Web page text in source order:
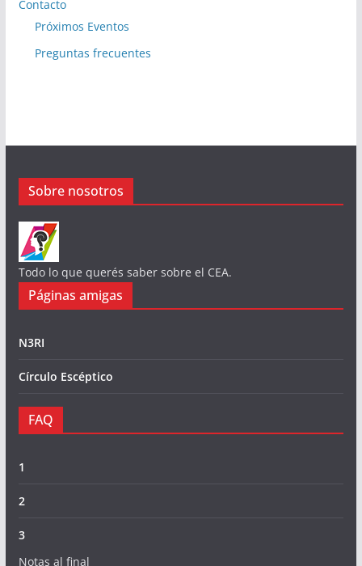
Contacto
Próximos Eventos
Preguntas frecuentes
Sobre nosotros
Todo lo que querés saber sobre el CEA.
Páginas amigas
N3RI
Círculo Escéptico
FAQ
1
2
3
Notas al final